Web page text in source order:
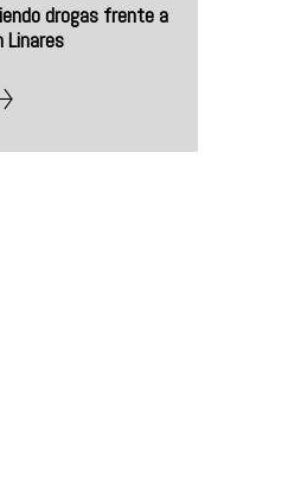
drogas frente a
Linares